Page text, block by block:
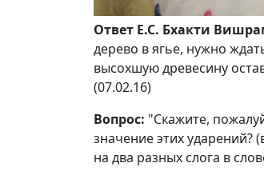
Ответ Е.С. Бхакти
дерево в ягье, нужно
высохшую древесину
(07.02.16)
Вопрос: "Скажите,
значение этих ударений?
на два разных слога в